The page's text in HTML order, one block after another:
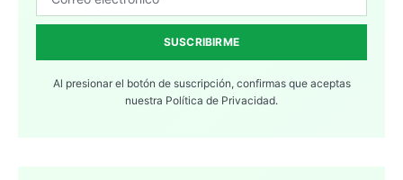
SUSCRIBIRME
Al presionar el botón de suscripción, confirmas que aceptas
nuestra Política de Privacidad.